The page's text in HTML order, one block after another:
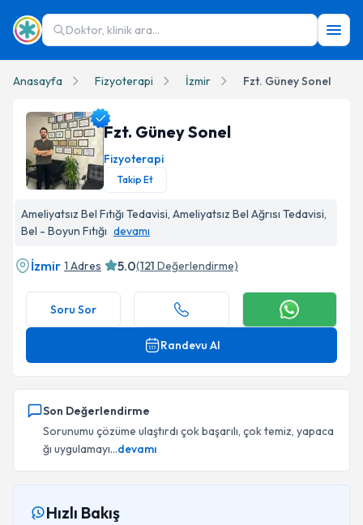
Doktor, klinik ara...
Anasayfa Fizyoterapi İzmir Fzt. Güney Sonel
Fzt. Güney Sonel
Fizyoterapi
Takip Et
Ameliyatsız Bel Fıtığı Tedavisi, Ameliyatsız Bel Ağrısı Tedavisi,
Bel - Boyun Fıtığı devamı
İzmir 1 Adres 5.0(121 Değerlendirme)
Soru Sor
Randevu Al
Son Değerlendirme
Sorunumu çözüme ulaştırdı çok başarılı, çok temiz, yapaca
ğı uygulamayı...devamı
Hızlı Bakış